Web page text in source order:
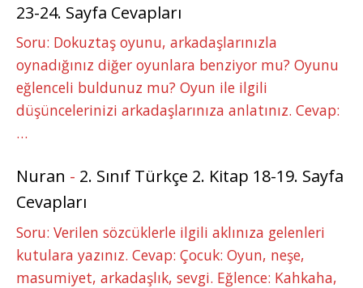
23-24. Sayfa Cevapları
Soru: Dokuztaş oyunu, arkadaşlarınızla
oynadığınız diğer oyunlara benziyor mu? Oyunu
eğlenceli buldunuz mu? Oyun ile ilgili
düşüncelerinizi arkadaşlarınıza anlatınız. Cevap:
…
Nuran - 2. Sınıf Türkçe 2. Kitap 18-19. Sayfa
Cevapları
Soru: Verilen sözcüklerle ilgili aklınıza gelenleri
kutulara yazınız. Cevap: Çocuk: Oyun, neşe,
masumiyet, arkadaşlık, sevgi. Eğlence: Kahkaha,